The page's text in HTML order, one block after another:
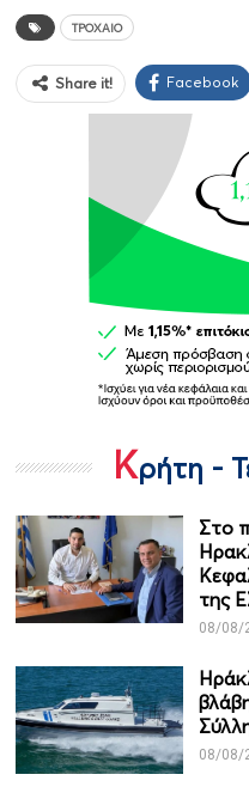
ΤΡΟΧΑΊΟ
Share it! Facebook
Κρήτη -
Στο
της
08/08/
08/08/